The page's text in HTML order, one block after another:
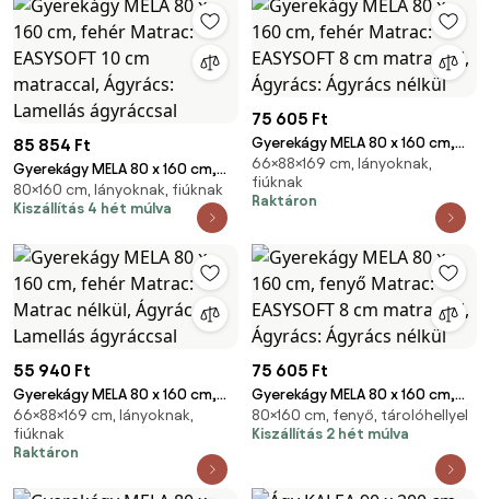
85 854 Ft
Gyerekágy MELA 80 x 160 cm,
fehér Matrac: EASYSOFT 10 cm
matraccal, Ágyrács: Lamellás
80×160 cm, lányoknak, fiúknak
Kiszállítás 4 hét múlva
75 605 Ft
Gyerekágy MELA 80 x 160 cm,
fehér Matrac: EASYSOFT 8 cm
matraccal, Ágyrács: Ágyrács
nélkül
66×88×169 cm, lányoknak,
fiúknak
Raktáron
55 940 Ft
Gyerekágy MELA 80 x 160 cm,
fehér Matrac: Matrac nélkül,
Ágyrács: Lamellás ágyráccsal
66×88×169 cm, lányoknak,
fiúknak
Raktáron
75 605 Ft
Gyerekágy MELA 80 x 160 cm,
fenyő Matrac: EASYSOFT 8 cm
matraccal, Ágyrács: Ágyrács
80×160 cm, fenyő, tárolóhellyel
Kiszállítás 2 hét múlva